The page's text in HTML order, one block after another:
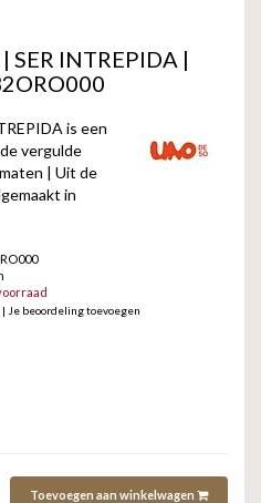
SER INTREPIDA |
is een
vergulde
| Uit de
in
| Je beoordeling toevoegen
Toevoegen aan winkelwagen